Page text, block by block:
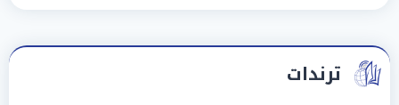
ترندات